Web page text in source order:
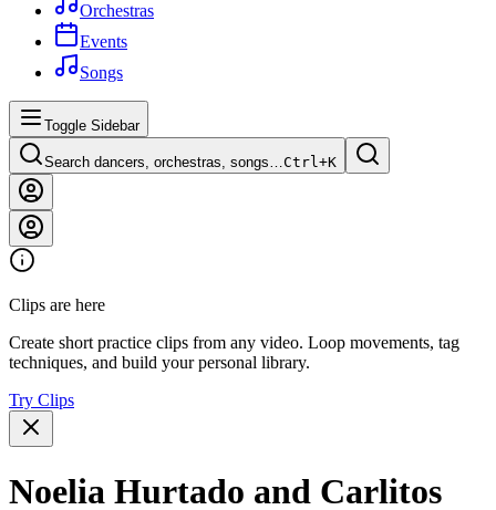
Orchestras
Events
Songs
Toggle Sidebar
Search dancers, orchestras, songs…Ctrl+K
Clips are here
Create short practice clips from any video. Loop movements, tag
techniques, and build your personal library.
Try Clips
Noelia Hurtado and Carlitos